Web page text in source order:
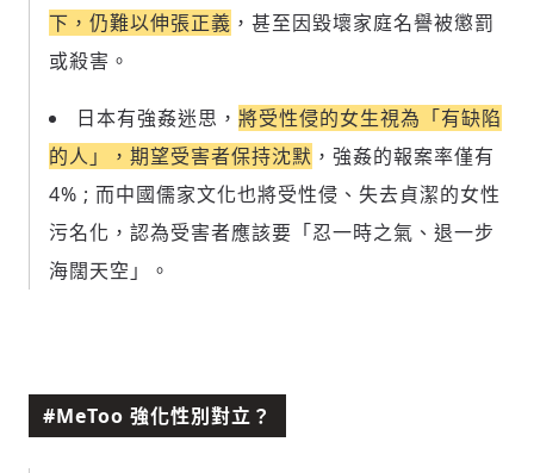
下，仍難以伸張正義 ，甚至因毀壞家庭名譽被懲罰
或殺害。
日本有強姦迷思， 將受性侵的女生視為「有缺陷
的人」，期望受害者保持沈默 ，強姦的報案率僅有
4% ; 而中國儒家文化也將受性侵、失去貞潔的女性
污名化，認為受害者應該要「忍一時之氣、退一步
海闊天空」。
#MeToo 強化性別對立？